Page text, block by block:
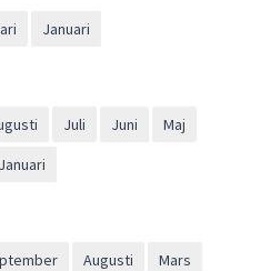
Januari
Juli Juni
Maj
Januari
Augusti
Mars